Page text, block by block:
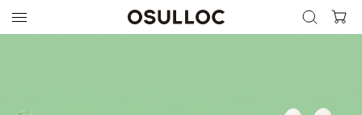
검색 열기
검색하기